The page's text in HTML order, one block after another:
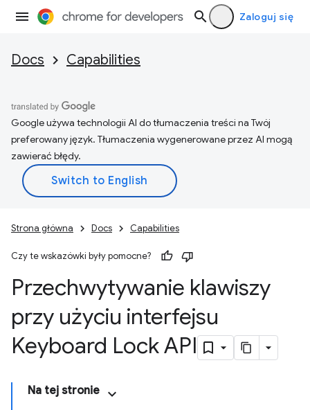
Zaloguj się
Docs Capabilities
Google używa technologii AI do tłumaczenia treści na Twój
preferowany język. Tłumaczenia wygenerowane przez AI mogą
zawierać błędy.
Strona główna Docs Capabilities
Czy te wskazówki były pomocne?
Przechwytywanie klawiszy
przy użyciu interfejsu
Keyboard Lock API
Na tej stronie